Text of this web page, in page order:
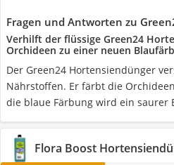
Fragen und Antworten zu
Verhilft der flüssige Green24
Orchideen zu einer neuen
Der Green24 Hortensiendünger
Nährstoffen. Er färbt die
die blaue Färbung wird ein saurer
Flora Boost